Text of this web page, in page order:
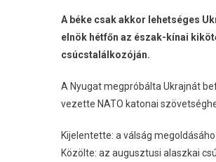
A béke csak akkor lehetséges
elnök hétfőn az észak-kínai
csúcstalálkozóján.
A Nyugat megpróbálta Ukrajnát
vezette NATO katonai
Kijelentette: a válság
Közölte: az augusztusi alaszkai